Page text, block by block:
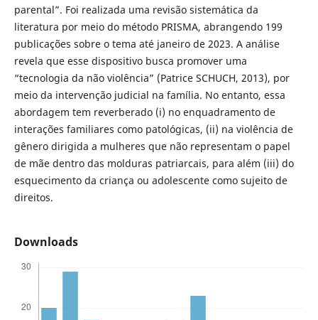
parental”. Foi realizada uma revisão sistemática da
literatura por meio do método PRISMA, abrangendo 199
publicações sobre o tema até janeiro de 2023. A análise
revela que esse dispositivo busca promover uma
“tecnologia da não violência” (Patrice SCHUCH, 2013), por
meio da intervenção judicial na família. No entanto, essa
abordagem tem reverberado (i) no enquadramento de
interações familiares como patológicas, (ii) na violência de
gênero dirigida a mulheres que não representam o papel
de mãe dentro das molduras patriarcais, para além (iii) do
esquecimento da criança ou adolescente como sujeito de
direitos.
Downloads